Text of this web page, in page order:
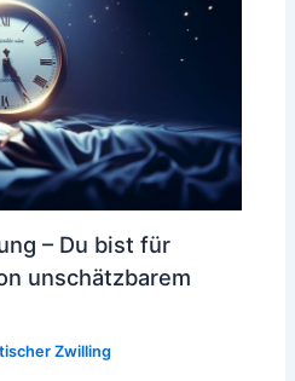
– Du bist für
unschätzbarem
Zwilling